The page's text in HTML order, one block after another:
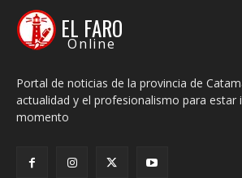
EL FARO
Online
Portal de noticias de la provincia de
actualidad y el profesionalismo para
momento